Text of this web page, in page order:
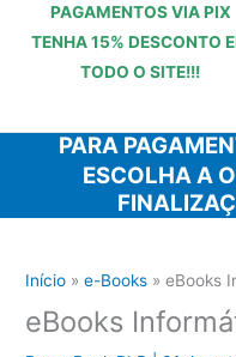
PAGAMENTOS VIA PIX
TENHA 15% DESCONTO
TODO O SITE!!!
PARA
ESCOLHA A
Início e-Books eBooks
eBooks